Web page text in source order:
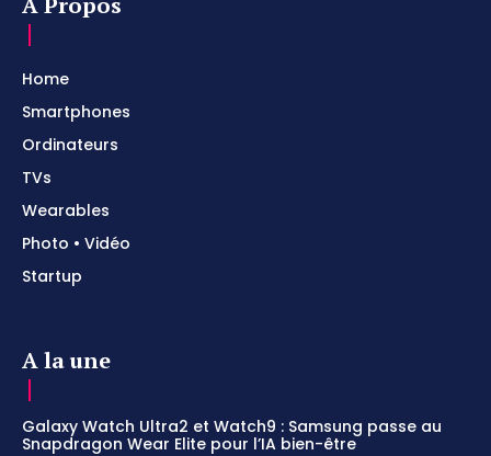
Home
Smartphones
Ordinateurs
TVs
Wearables
Photo • Vidéo
Startup
A la une
Galaxy Watch Ultra2 et Watch9 : Samsung passe au
Snapdragon Wear Elite pour l’IA bien-être